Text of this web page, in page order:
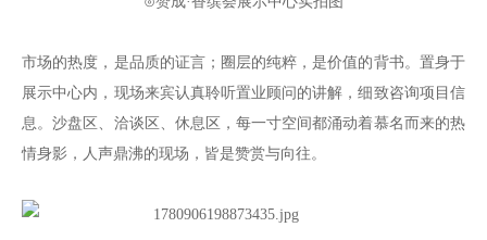
市场的热度，是品质的证言；圈层的纯粹，是价值的背书。置身于
展示中心内，现场来宾认真聆听置业顾问的讲解，细致咨询项目信
息。沙盘区、洽谈区、休息区，每一寸空间都涌动着慕名而来的热
情身影，人声鼎沸的现场，皆是赞赏与向往。